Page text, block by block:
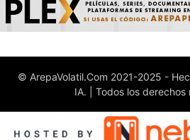
© ArepaVolatil.Com 2021-2025 -
IA. | Todos los derechos